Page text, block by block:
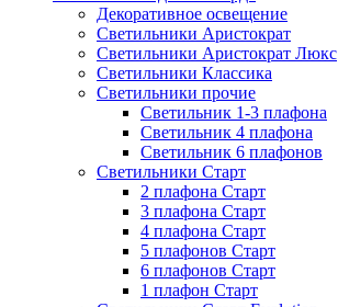
Декоративное освещение
Светильники Аристократ
Светильники Аристократ Люкс
Светильники Классика
Светильники прочие
Светильник 1-3 плафона
Светильник 4 плафона
Светильник 6 плафонов
Светильники Старт
2 плафона Старт
3 плафона Старт
4 плафона Старт
5 плафонов Старт
6 плафонов Старт
1 плафон Старт